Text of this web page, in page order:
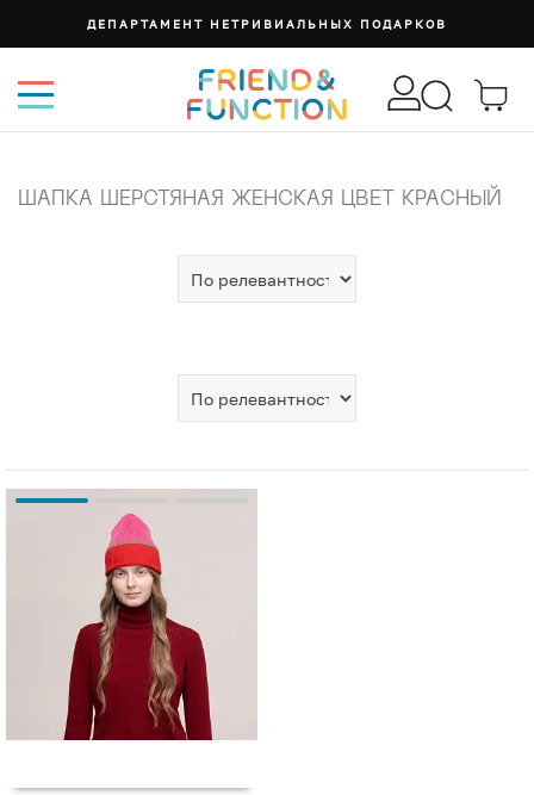
ДЕПАРТАМЕНТ НЕТРИВИАЛЬНЫХ ПОДАРКОВ
ШАПКА ШЕРСТЯНАЯ ЖЕНСКАЯ ЦВЕТ КРАСНЫЙ